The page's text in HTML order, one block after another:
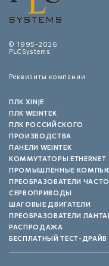
© 1995-2026
PLCSystems
Реквизиты компании
ПЛК XINJE
ПЛК WEINTEK
ПЛК РОССИЙСКОГО
ПРОИЗВОДСТВА
ПАНЕЛИ WEINTEK
КОММУТАТОРЫ ETHERNET
ПРОМЫШЛЕННЫЕ
ПРЕОБРАЗОВАТЕЛИ
СЕРВОПРИВОДЫ
ШАГОВЫЕ ДВИГАТЕЛИ
ПРЕОБРАЗОВАТЕЛИ
РАСПРОДАЖА
БЕСПЛАТНЫЙ ТЕСТ-ДРАЙВ